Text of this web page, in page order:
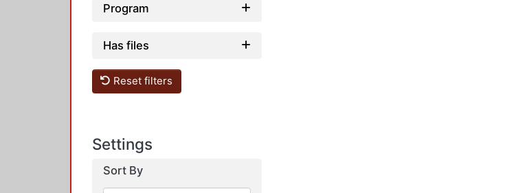
Program
Has files
Reset filters
Settings
Sort By